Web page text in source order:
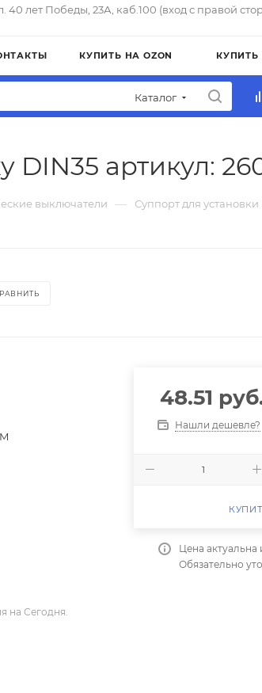
лет Победы, 23А, каб.100 (вход с правой
КУПИТЬ НА OZON КУПИТЬ
Каталог
артикул:
выключатели — Суппорт для
48.51
Нашли дешевле?
Цена актуальна
Обязательно
на Сегодня.